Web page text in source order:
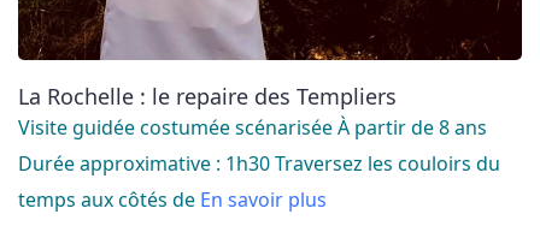
La Rochelle : le repaire des Templiers
Visite guidée costumée scénarisée À partir de 8 ans
Durée approximative : 1h30 Traversez les couloirs du
temps aux côtés de En savoir plus